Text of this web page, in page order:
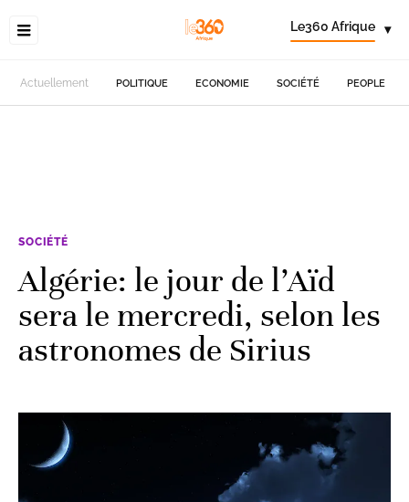
Le360 Afrique ▾
Actuellement POLITIQUE ECONOMIE SOCIÉTÉ PEOPLE
SOCIÉTÉ
Algérie: le jour de l’Aïd
sera le mercredi, selon les
astronomes de Sirius